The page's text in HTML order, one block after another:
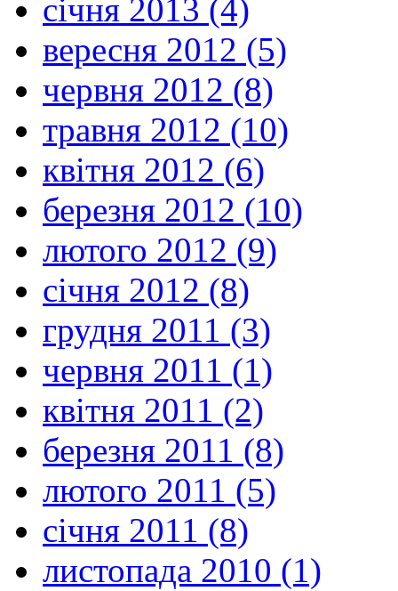
січня 2013 (4)
вересня 2012 (5)
червня 2012 (8)
травня 2012 (10)
квітня 2012 (6)
березня 2012 (10)
лютого 2012 (9)
січня 2012 (8)
грудня 2011 (3)
червня 2011 (1)
квітня 2011 (2)
березня 2011 (8)
лютого 2011 (5)
січня 2011 (8)
листопада 2010 (1)